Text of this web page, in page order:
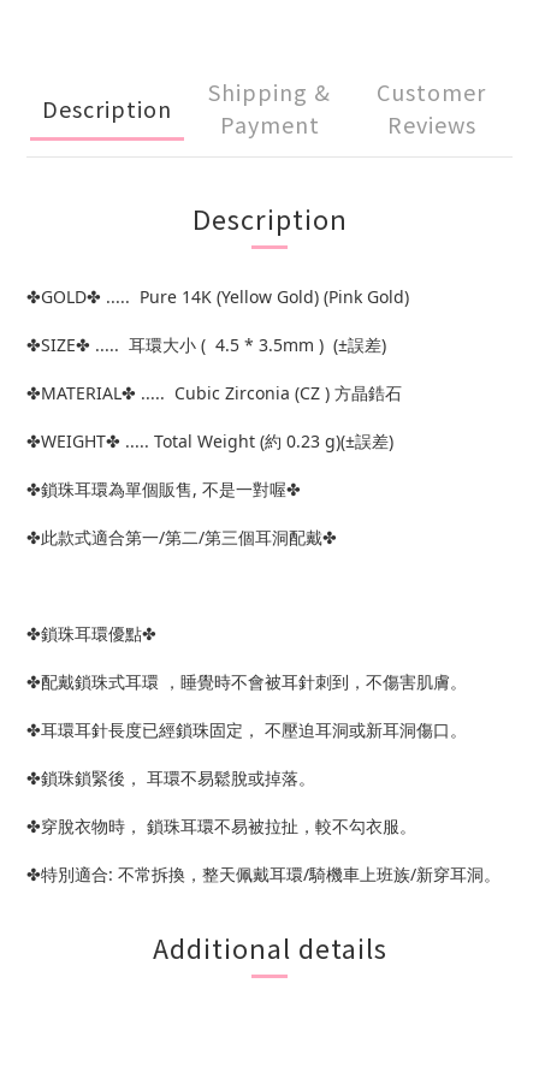
Description
Shipping &
Payment
Customer
Reviews
Description
✤GOLD✤ ..... Pure 14K (Yellow Gold) (Pink Gold)
✤SIZE✤ ..... 耳環大小 ( 4.5 * 3.5mm ) (±誤差)
✤MATERIAL✤ ..... Cubic Zirconia (CZ ) 方晶鋯石
✤WEIGHT✤ ..... Total Weight (約 0.23 g)(±誤差)
✤鎖珠耳環為單個販售, 不是一對喔✤
✤此款式適合第一/第二/第三個耳洞配戴✤
✤鎖珠耳環優點✤
✤配戴鎖珠式耳環 ，睡覺時不會被耳針刺到，不傷害肌膚。
✤耳環耳針長度已經鎖珠固定， 不壓迫耳洞或新耳洞傷口。
✤鎖珠鎖緊後， 耳環不易鬆脫或掉落。
✤穿脫衣物時， 鎖珠耳環不易被拉扯，較不勾衣服。
✤特別適合: 不常拆換，整天佩戴耳環/騎機車上班族/新穿耳洞。
Additional details